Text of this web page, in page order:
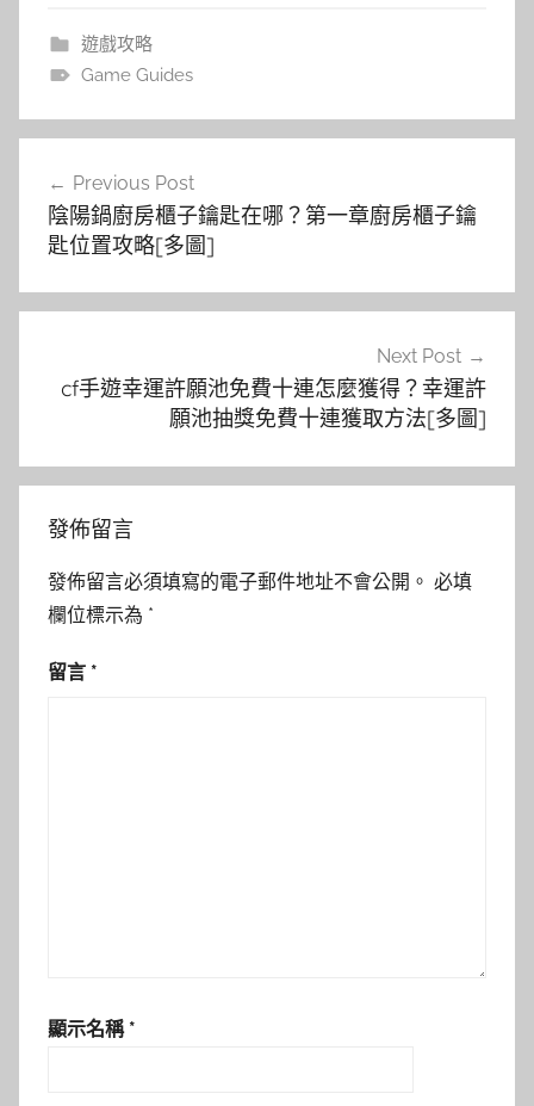
遊戲攻略
Game Guides
導
覽
Previous Post
陰陽鍋廚房櫃子鑰匙在哪？第一章廚房櫃子鑰
匙位置攻略[多圖]
Next Post
cf手遊幸運許願池免費十連怎麼獲得？幸運許
願池抽獎免費十連獲取方法[多圖]
發佈留言
發佈留言必須填寫的電子郵件地址不會公開。 必填
欄位標示為 *
留言 *
顯示名稱 *